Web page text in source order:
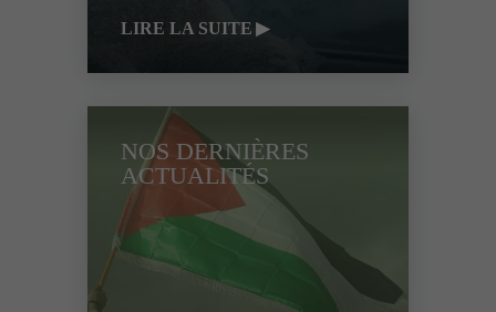
LIRE LA SUITE
NOS DERNIÈRES
ACTUALITÉS